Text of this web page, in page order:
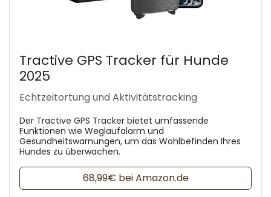
Tractive GPS Tracker für Hunde
2025
Echtzeitortung und Aktivitätstracking
Der Tractive GPS Tracker bietet umfassende
Funktionen wie Weglaufalarm und
Gesundheitswarnungen, um das Wohlbefinden Ihres
Hundes zu überwachen.
68,99€ bei Amazon.de